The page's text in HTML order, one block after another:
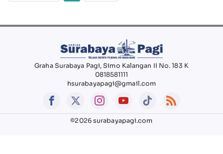
Graha Surabaya Pagi, Simo Kalangan II No. 183 K
0818581111
hsurabayapagi@gmail.com
©2026 surabayapagi.com